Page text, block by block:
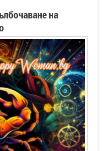
на